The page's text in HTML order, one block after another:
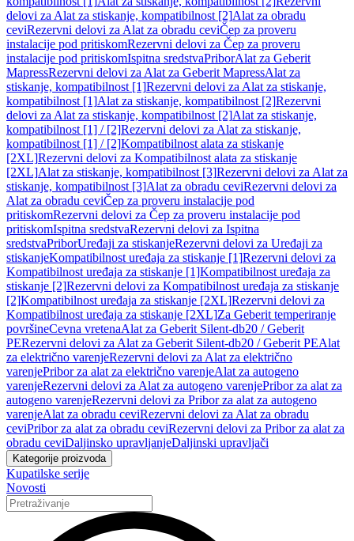
delovi za Alat za stiskanje, kompatibilnost [2]Alat za obradu
ceviRezervni delovi za Alat za obradu ceviČep za proveru
instalacije pod pritiskomRezervni delovi za Čep za proveru
instalacije pod pritiskomIspitna sredstvaPriborAlat za Geberit
MapressRezervni delovi za Alat za Geberit MapressAlat za
stiskanje, kompatibilnost [1]Rezervni delovi za Alat za stiskanje,
kompatibilnost [1]Alat za stiskanje, kompatibilnost [2]Rezervni
delovi za Alat za stiskanje, kompatibilnost [2]Alat za stiskanje,
kompatibilnost [1] / [2]Rezervni delovi za Alat za stiskanje,
kompatibilnost [1] / [2]Kompatibilnost alata za stiskanje
[2XL]Rezervni delovi za Kompatibilnost alata za stiskanje
[2XL]Alat za stiskanje, kompatibilnost [3]Rezervni delovi za Alat za
stiskanje, kompatibilnost [3]Alat za obradu ceviRezervni delovi za
Alat za obradu ceviČep za proveru instalacije pod
pritiskomRezervni delovi za Čep za proveru instalacije pod
pritiskomIspitna sredstvaRezervni delovi za Ispitna
sredstvaPriborUređaji za stiskanjeRezervni delovi za Uređaji za
stiskanjeKompatibilnost uređaja za stiskanje [1]Rezervni delovi za
Kompatibilnost uređaja za stiskanje [1]Kompatibilnost uređaja za
stiskanje [2]Rezervni delovi za Kompatibilnost uređaja za stiskanje
[2]Kompatibilnost uređaja za stiskanje [2XL]Rezervni delovi za
Kompatibilnost uređaja za stiskanje [2XL]Za Geberit temperiranje
površineCevna vretenaAlat za Geberit Silent-db20 / Geberit
PERezervni delovi za Alat za Geberit Silent-db20 / Geberit PEAlat
za električno varenjeRezervni delovi za Alat za električno
varenjePribor za alat za električno varenjeAlat za autogeno
varenjeRezervni delovi za Alat za autogeno varenjePribor za alat za
autogeno varenjeRezervni delovi za Pribor za alat za autogeno
varenjeAlat za obradu ceviRezervni delovi za Alat za obradu
ceviPribor za alat za obradu ceviRezervni delovi za Pribor za alat za
obradu ceviDaljinsko upravljanjeDaljinski upravljači
Kategorije proizvoda
Kupatilske serije
Novosti